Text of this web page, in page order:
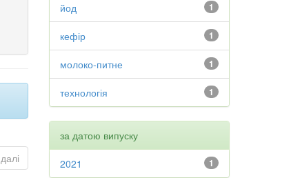
далі
1
йод
1
кефір
1
молоко-питне
1
технологія
за датою випуску
1
2021